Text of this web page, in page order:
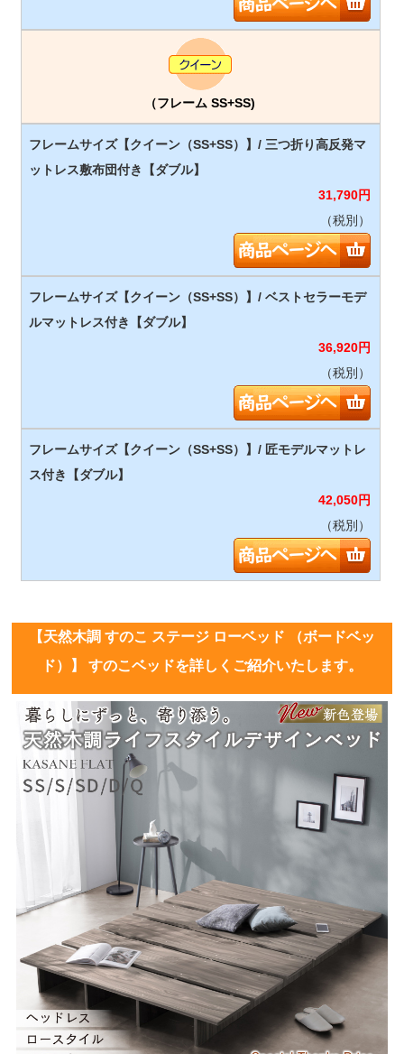
（フレーム SS+SS)
31,790円
（税別）
36,920円
（税別）
42,050円
（税別）
【天然木調 すのこ ステージ ローベッド （ボードベッ
ド）】 すのこベッドを詳しくご紹介いたします。